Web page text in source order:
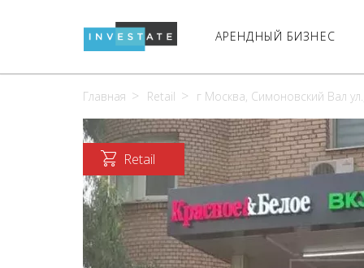
АРЕНДНЫЙ БИЗНЕС
Главная Retail г Москва, Симоновский Вал
Retail